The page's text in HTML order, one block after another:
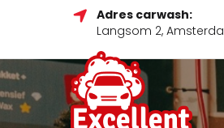
Adres carwash:
Langsom 2,